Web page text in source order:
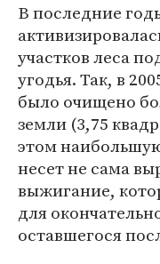
В последние
участков леса
угодья. Так, в
было очищено
земли (3,75
этом
несет не сама
выжигание,
для
оставшегося